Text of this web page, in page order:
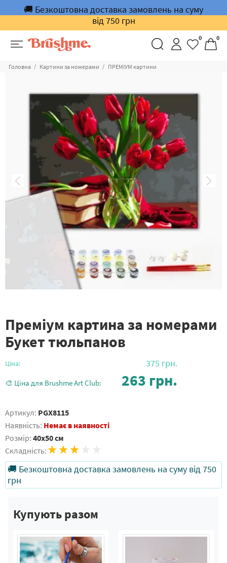
🚚 Безкоштовна доставка замовлень на суму
від 750 грн
0 0
Головна Картини за номерами ПРЕМІУМ картини
Преміум картина за номерами
Букет тюльпанов
Ціна: 375 грн.
🎨 Ціна для Brushme Art Club: 263 грн.
Артикул: PGX8115
Наявність: Немає в наявності
Розмір: 40x50 см
Складність:
🚚 Безкоштовна доставка замовлень на суму від 750
грн
Купують разом